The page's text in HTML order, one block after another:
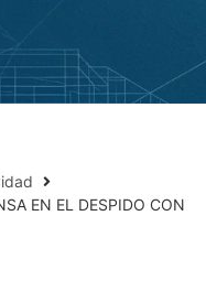
EN EL DESPIDO CON